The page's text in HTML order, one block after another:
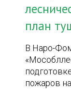
план
В Наро-
пожаров